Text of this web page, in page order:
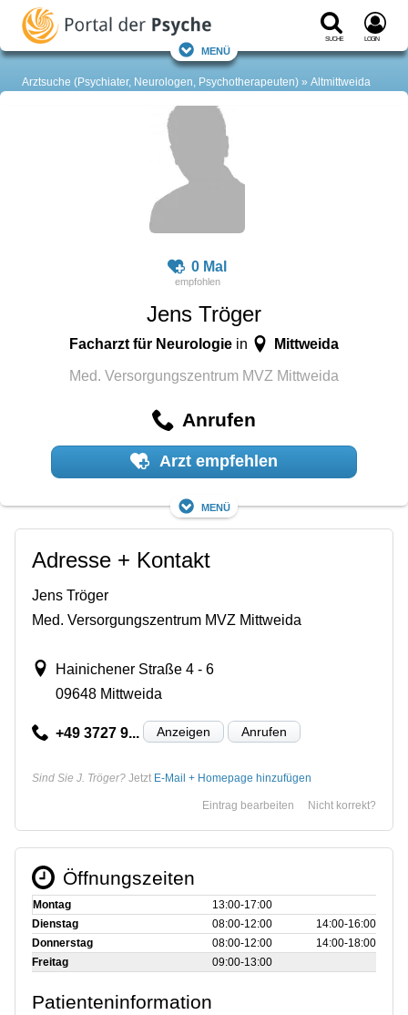
Suche Login
Menü
Arztsuche (Psychiater, Neurologen, Psychotherapeuten) Altmittweida
0 Mal
Jens Tröger
Facharzt für Neurologiein Mittweida
Med. Versorgungszentrum MVZ Mittweida
Anrufen
Arzt empfehlen
Menü
Adresse + Kontakt
Jens Tröger
Med. Versorgungszentrum MVZ Mittweida
Hainichener Straße 4 - 6
09648 Mittweida
+49 3727 9... Anzeigen Anrufen
Sind Sie J. Tröger? Jetzt E-Mail + Homepage hinzufügen
Nicht korrekt?
Eintrag bearbeiten
Öffnungszeiten
Montag
13:00‑17:00
Dienstag
08:00‑12:00
14:00‑16:00
Donnerstag
08:00‑12:00
14:00‑18:00
Freitag
09:00‑13:00
Patienteninformation